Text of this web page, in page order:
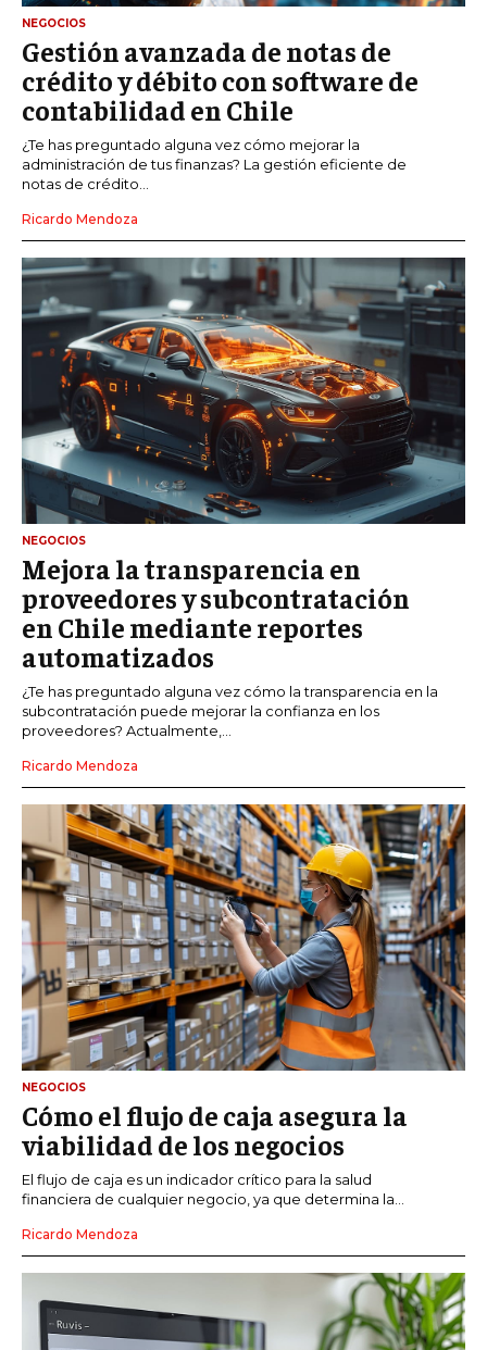
NEGOCIOS
Gestión avanzada de notas de
crédito y débito con software de
contabilidad en Chile
¿Te has preguntado alguna vez cómo mejorar la
administración de tus finanzas? La gestión eficiente de
notas de crédito...
Ricardo Mendoza
NEGOCIOS
Mejora la transparencia en
proveedores y subcontratación
en Chile mediante reportes
automatizados
¿Te has preguntado alguna vez cómo la transparencia en la
subcontratación puede mejorar la confianza en los
proveedores? Actualmente,...
Ricardo Mendoza
NEGOCIOS
Cómo el flujo de caja asegura la
viabilidad de los negocios
El flujo de caja es un indicador crítico para la salud
financiera de cualquier negocio, ya que determina la...
Ricardo Mendoza